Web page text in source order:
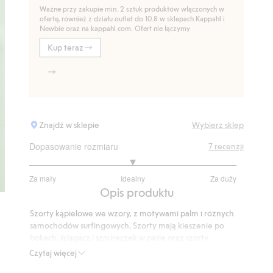
Ważne przy zakupie min. 2 sztuk produktów włączonych w
ofertę, również z działu outlet do 10.8 w sklepach Kappahl i
Newbie oraz na kappahl.com. Ofert nie łączymy
Kup teraz
Znajdź w sklepie Wybierz sklep
Dopasowanie rozmiaru
Za mały Idealny Za duży
na
5
głosów
7 recenzji
Opis produktu
Czytaj więcej
Szorty kąpielowe we wzory, z motywami palm i różnych
samochodów surfingowych. Szorty mają kieszenie po
wewnętrzne z siateczki.